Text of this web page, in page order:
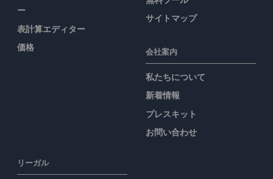
ー
表計算エディター
価格
サイトマップ
会社案内
私たちについて
新着情報
プレスキット
お問い合わせ
リーガル